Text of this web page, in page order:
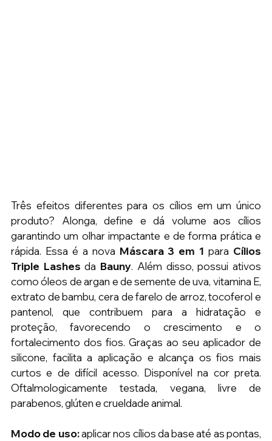
Três efeitos diferentes para os cílios em um único
produto? Alonga, define e dá volume aos cílios
garantindo um olhar impactante e de forma prática e
rápida. Essa é a nova Máscara 3 em 1 para Cílios
Triple Lashes da Bauny. Além disso, possui ativos
como óleos de argan e de semente de uva, vitamina E,
extrato de bambu, cera de farelo de arroz, tocoferol e
pantenol, que contribuem para a hidratação e
proteção, favorecendo o crescimento e o
fortalecimento dos fios. Graças ao seu aplicador de
silicone, facilita a aplicação e alcança os fios mais
curtos e de difícil acesso. Disponível na cor preta.
Oftalmologicamente testada, vegana, livre de
parabenos, glúten e crueldade animal.
Modo de uso: aplicar nos cílios da base até as pontas,